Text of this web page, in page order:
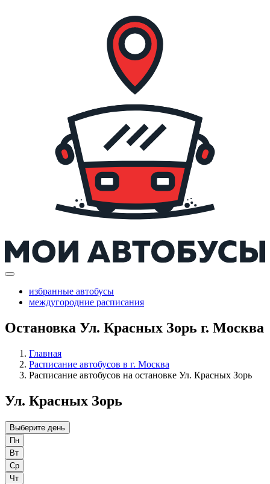
избранные автобусы
междугородние расписания
Остановка Ул. Красных Зорь г. Москва
Главная
Расписание автобусов в г. Москва
Расписание автобусов на остановке Ул. Красных Зорь
Ул. Красных Зорь
Выберите день
Пн
Вт
Ср
Чт